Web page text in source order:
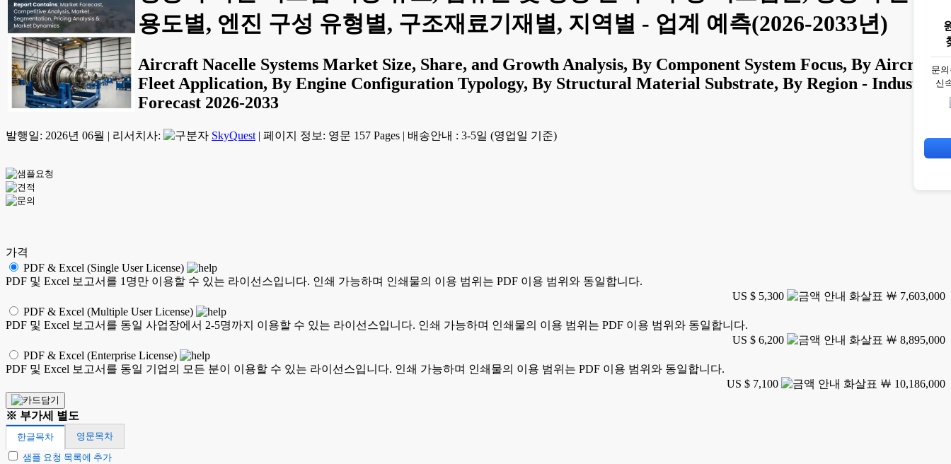
용도별, 엔진 구성 유형별, 구조재료기재별, 지역별 - 업계 예측(2026-2033년)
Aircraft Nacelle Systems Market Size, Share, and Growth Analysis, By Component System Focus, By Aircraft
Fleet Application, By Engine Configuration Typology, By Structural Material Substrate, By Region - Industry
Forecast 2026-2033
발행일: 2026년 06월 | 리서치사: SkyQuest | 페이지 정보: 영문 157 Pages | 배송안내 : 3-5일 (영업일 기준)
가격
PDF & Excel (Single User License)
PDF 및 Excel 보고서를 1명만 이용할 수 있는 라이선스입니다. 인쇄 가능하며 인쇄물의 이용 범위는 PDF 이용 범위와 동일합니다.
US $ 5,300
￦ 7,603,000
PDF & Excel (Multiple User License)
PDF 및 Excel 보고서를 동일 사업장에서 2-5명까지 이용할 수 있는 라이선스입니다. 인쇄 가능하며 인쇄물의 이용 범위는 PDF 이용 범위와 동일합니다.
US $ 6,200
￦ 8,895,000
PDF & Excel (Enterprise License)
PDF 및 Excel 보고서를 동일 기업의 모든 분이 이용할 수 있는 라이선스입니다. 인쇄 가능하며 인쇄물의 이용 범위는 PDF 이용 범위와 동일합니다.
US $ 7,100
￦ 10,186,000
※ 부가세 별도
한글목차
영문목차
샘플 요청 목록에 추가
문
신